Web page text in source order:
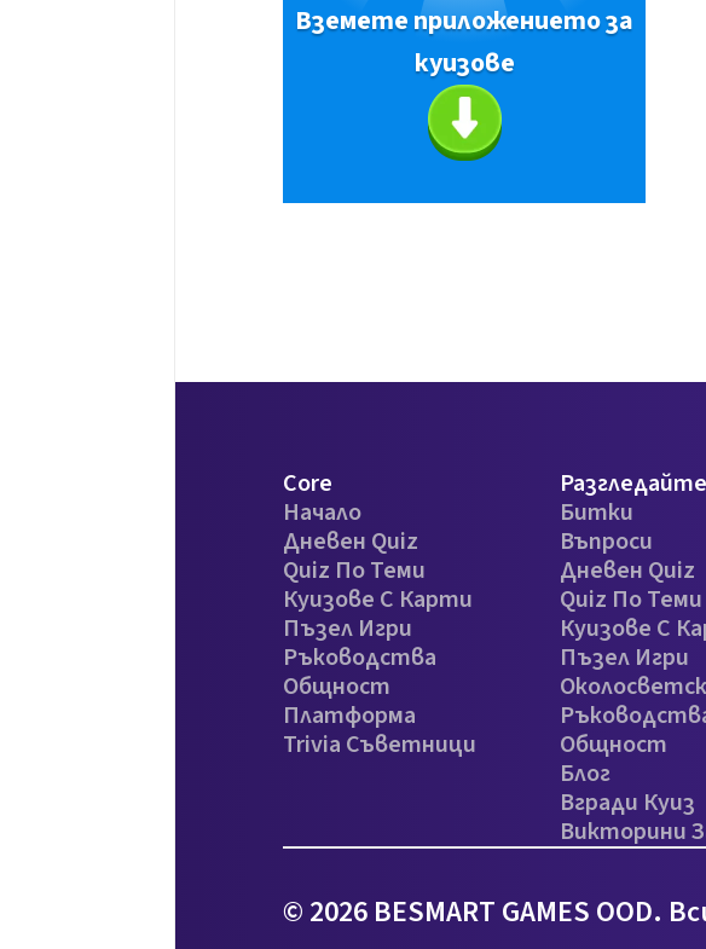
Вземете приложението за
куизове
Core
Начало
Дневен Quiz
Quiz По Теми
Куизове С Карти
Пъзел Игри
Ръководства
Общност
Платформа
Trivia Съветници
Разгледайте
Битки
Въпроси
Дневен Quiz
Quiz По Теми
Куизове С
Пъзел Игри
Общност
Блог
Вгради Куиз
Викторини
© 2026 BESMART GAMES OOD.